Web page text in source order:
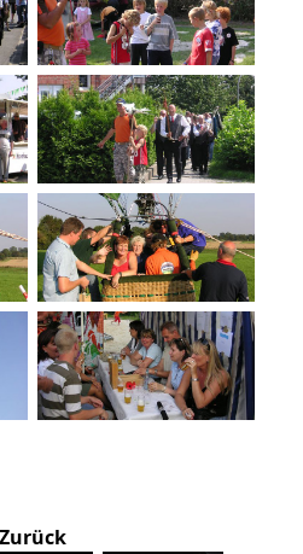
Zurück